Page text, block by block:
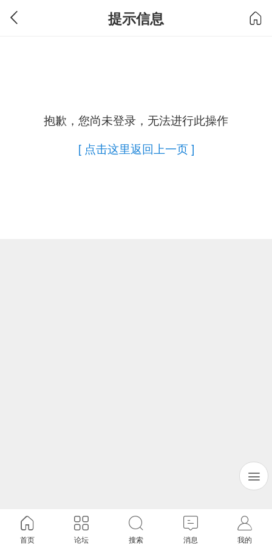
提示信息
抱歉，您尚未登录，无法进行此操作
[ 点击这里返回上一页 ]
首页 论坛 搜索 消息 我的